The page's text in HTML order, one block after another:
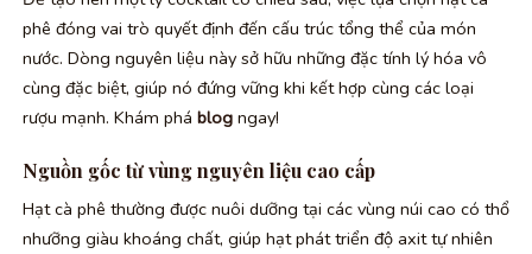
phê đóng vai trò quyết định đến cấu trúc tổng thể của món
nước. Dòng nguyên liệu này sở hữu những đặc tính lý hóa vô
cùng đặc biệt, giúp nó đứng vững khi kết hợp cùng các loại
rượu mạnh. Khám phá blog ngay!
Nguồn gốc từ vùng nguyên liệu cao cấp
Hạt cà phê thường được nuôi dưỡng tại các vùng núi cao có thổ
nhưỡng giàu khoáng chất, giúp hạt phát triển độ axit tự nhiên